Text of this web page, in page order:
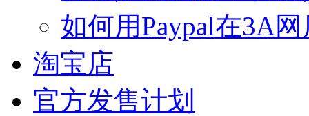
如何用Paypal在3A
淘宝店
官方发售计划